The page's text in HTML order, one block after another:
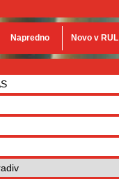
Napredno Novo v RUL